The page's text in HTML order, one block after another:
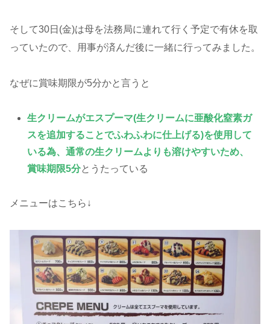
そして30日(金)は母を法務局に連れて行く予定で有休を取
っていたので、用事が済んだ後に一緒に行ってみました。
なぜに賞味期限が5分かと言うと
生クリームがエスプーマ(生クリームに亜酸化窒素ガ
スを追加することでふわふわに仕上げる)を使用して
いる為、通常の生クリームよりも溶けやすいため、
賞味期限5分とうたっている
メニューはこちら↓